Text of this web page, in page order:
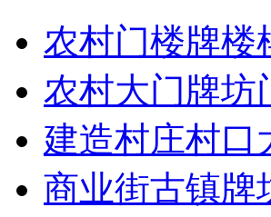
农村门楼牌楼
农村大门牌坊
建造村庄村口
商业街古镇牌